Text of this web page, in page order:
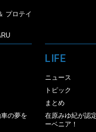
プロテイ
の夢を
LIFE
ニュース
トピック
まとめ
在原みゆ紀が認
ーベニア！